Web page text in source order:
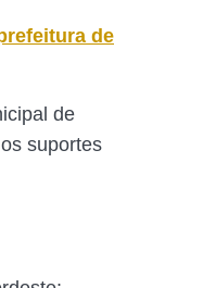
de
de
suportes